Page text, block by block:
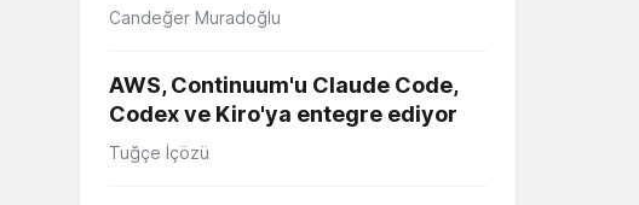
Candeğer Muradoğlu
AWS, Continuum'u Claude Code,
Codex ve Kiro'ya entegre ediyor
Tuğçe İçözü